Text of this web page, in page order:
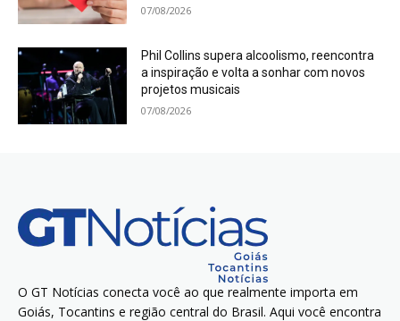
07/08/2026
Phil Collins supera alcoolismo, reencontra
a inspiração e volta a sonhar com novos
projetos musicais
07/08/2026
O GT Notícias conecta você ao que realmente importa em
Goiás, Tocantins e região central do Brasil. Aqui você encontra